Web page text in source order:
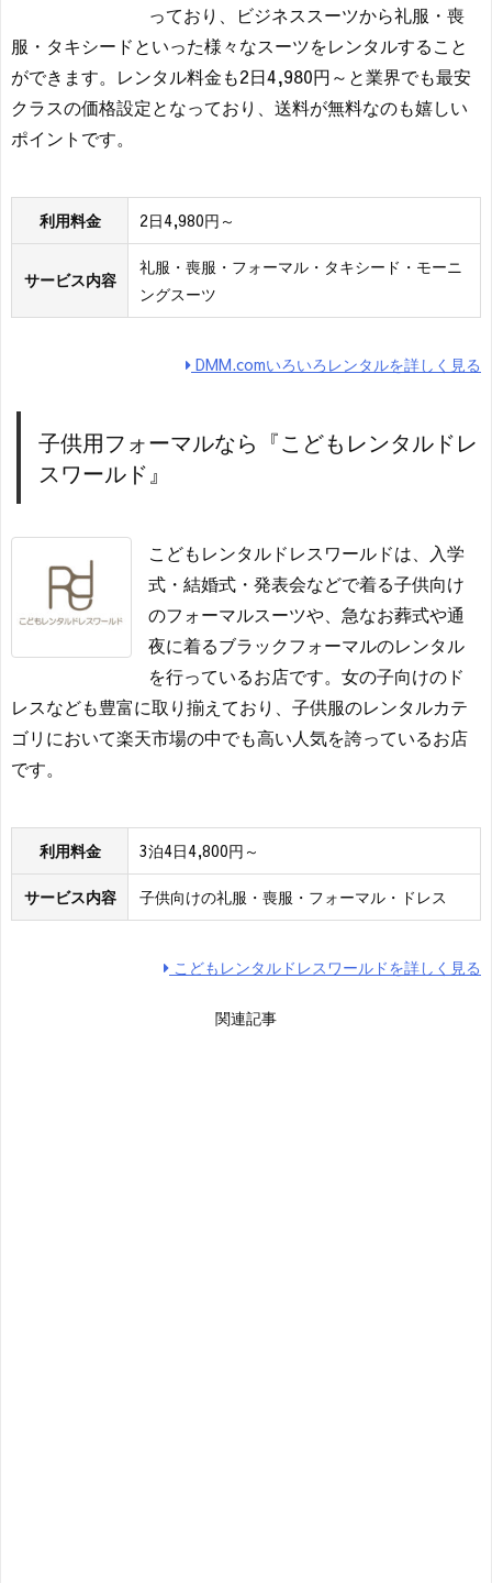
っており、ビジネススーツから礼服・喪
服・タキシードといった様々なスーツをレンタルすること
ができます。レンタル料金も2日4,980円～と業界でも最安
クラスの価格設定となっており、送料が無料なのも嬉しい
ポイントです。
利用料金 2日4,980円～
サービス内容
礼服・喪服・フォーマル・タキシード・モーニ
ングスーツ
DMM.comいろいろレンタルを詳しく見る
子供用フォーマルなら『こどもレンタルドレ
スワールド』
こどもレンタルドレスワールドは、入学
式・結婚式・発表会などで着る子供向け
のフォーマルスーツや、急なお葬式や通
夜に着るブラックフォーマルのレンタル
を行っているお店です。女の子向けのド
レスなども豊富に取り揃えており、子供服のレンタルカテ
ゴリにおいて楽天市場の中でも高い人気を誇っているお店
です。
利用料金 3泊4日4,800円～
サービス内容 子供向けの礼服・喪服・フォーマル・ドレス
こどもレンタルドレスワールドを詳しく見る
関連記事